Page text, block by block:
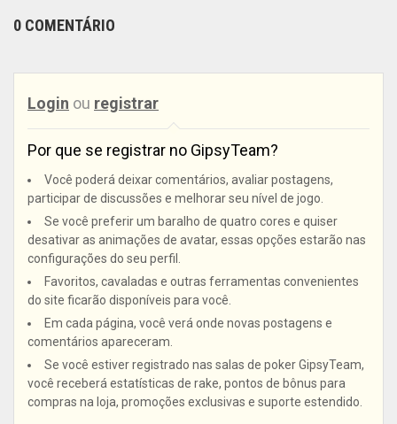
0 COMENTÁRIO
Login ou registrar
Por que se registrar no GipsyTeam?
Você poderá deixar comentários, avaliar postagens,
participar de discussões e melhorar seu nível de jogo.
Se você preferir um baralho de quatro cores e quiser
desativar as animações de avatar, essas opções estarão nas
configurações do seu perfil.
Favoritos, cavaladas e outras ferramentas convenientes
do site ficarão disponíveis para você.
Em cada página, você verá onde novas postagens e
comentários apareceram.
Se você estiver registrado nas salas de poker GipsyTeam,
você receberá estatísticas de rake, pontos de bônus para
compras na loja, promoções exclusivas e suporte estendido.